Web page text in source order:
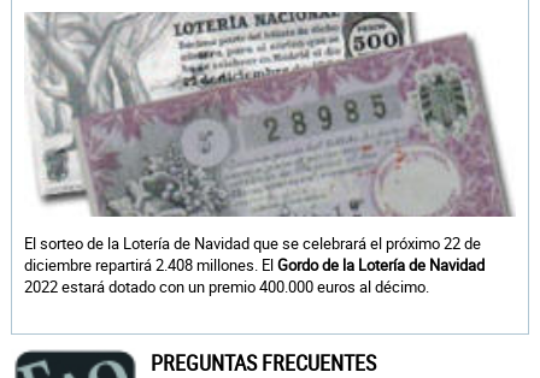
El sorteo de la Lotería de Navidad que se celebrará el próximo 22 de
diciembre repartirá 2.408 millones. ElGordo de la Lotería de Navidad
2022 estará dotado con un premio 400.000 euros al décimo.
PREGUNTAS FRECUENTES